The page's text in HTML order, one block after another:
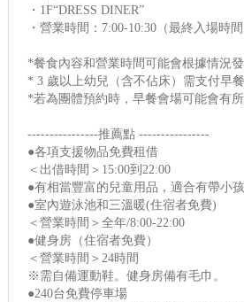
・1F“DRESS DINER”
・營業時間：7:00-10:30（最終入場時間
*餐食內容和營業時間可能會根據情況
* 3 歲以上幼兒（含不佔床）需支付早餐
*若為團體預約時，早餐會場可能會有所
----------------推薦點 ----------------
●各項支援物品免費租借
＜出借時間＞15:00到22:00
●有相當豐富的兒童用品，適合有帶小
●室內遊泳池和三溫暖(住宿者免費)
＜營業時間＞全年/8:00-22:00
●健身房（住宿者免費）
＜營業時間＞24時間
※需自備運動鞋。健身房備有毛巾。
●240台免費停車場